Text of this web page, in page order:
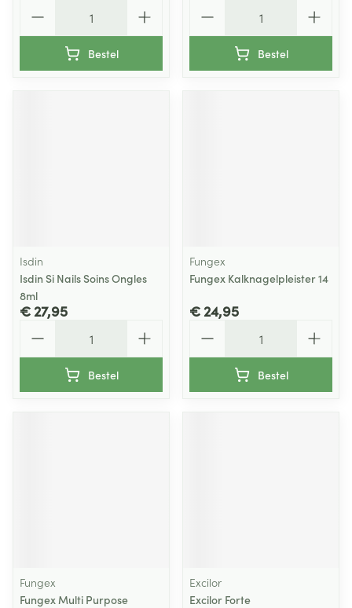
Bestel Bestel
Isdin
Isdin Si Nails Soins Ongles
8ml
€ 27,95
Bestel
Fungex
Fungex Kalknagelpleister 14
€ 24,95
Bestel
Fungex
Fungex Multi Purpose
Excilor
Excilor Forte